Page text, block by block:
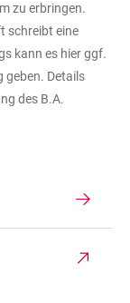
zu erbringen.
schreibt eine
kann es hier ggf.
geben. Details
des B.A.